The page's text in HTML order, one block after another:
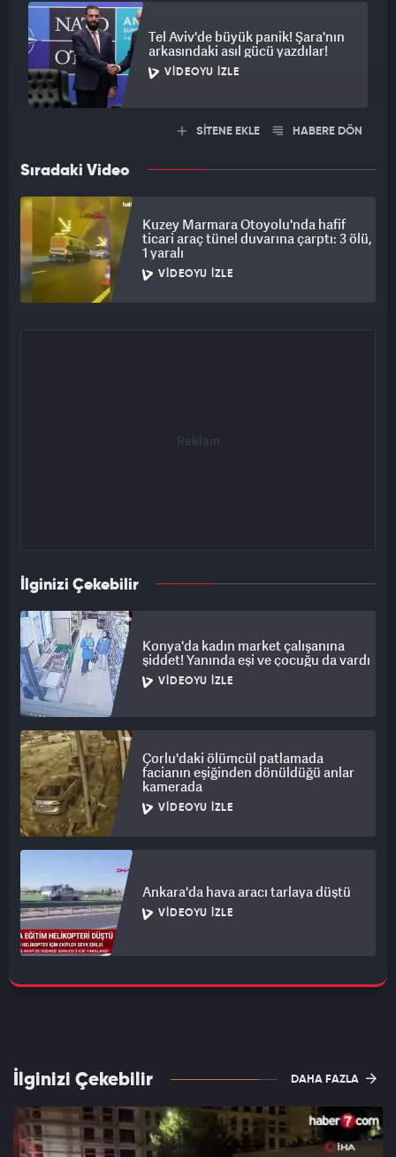
Tel Aviv'de büyük panik! Şara'nın
arkasındaki asıl gücü yazdılar!
VIDEOYU İZLE
SİTENE EKLE HABERE DÖN
Sıradaki Video
Kuzey Marmara Otoyolu'nda hafif
ticari araç tünel duvarına çarptı: 3 ölü,
1 yaralı
VIDEOYU İZLE
İlginizi Çekebilir
Konya'da kadın market çalışanına
şiddet! Yanında eşi ve çocuğu da vardı
VIDEOYU İZLE
Çorlu'daki ölümcül patlamada
facianın eşiğinden dönüldüğü anlar
kamerada
VIDEOYU İZLE
Ankara'da hava aracı tarlaya düştü
VIDEOYU İZLE
İlginizi Çekebilir DAHA FAZLA